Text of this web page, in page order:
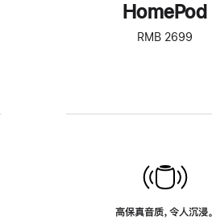
HomePod
RMB 2699
高保真音质，令人沉浸。